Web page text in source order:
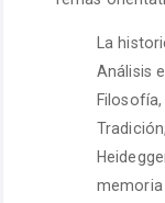
La
Análisis
memoria